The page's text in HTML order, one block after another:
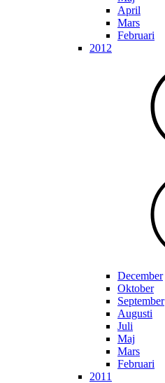
April
Mars
Februari
2012
December
Oktober
September
Augusti
Juli
Maj
Mars
Februari
2011